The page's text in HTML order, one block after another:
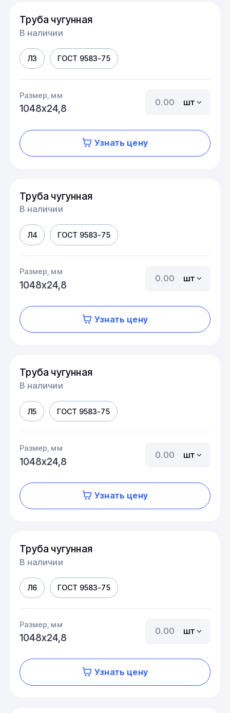
Труба чугунная
В наличии
Л3 ГОСТ 9583-75
Размер, мм
1048х24,8
шт
Узнать цену
Труба чугунная
В наличии
Л4 ГОСТ 9583-75
Размер, мм
1048х24,8
шт
Узнать цену
Труба чугунная
В наличии
Л5 ГОСТ 9583-75
Размер, мм
1048х24,8
шт
Узнать цену
Труба чугунная
В наличии
Л6 ГОСТ 9583-75
Размер, мм
1048х24,8
шт
Узнать цену